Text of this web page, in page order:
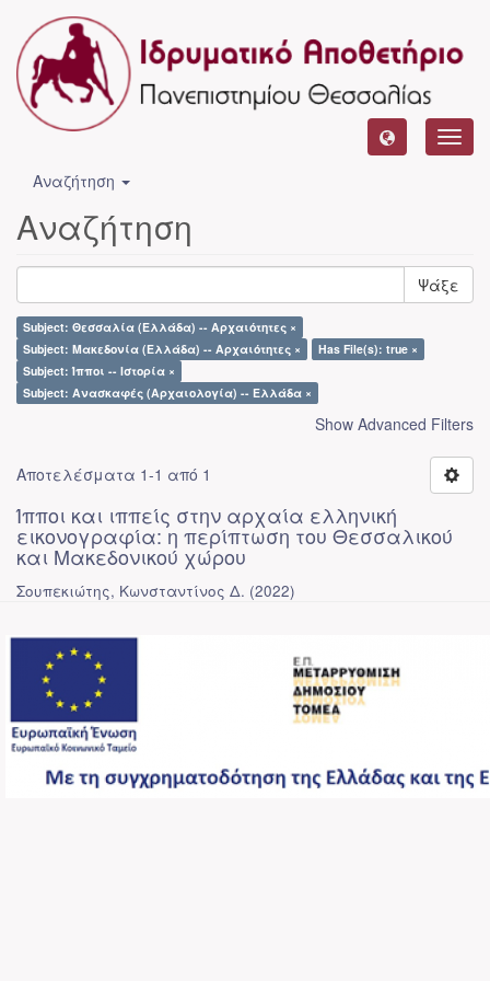
Αναζήτηση
Αναζήτηση
Ψάξε
Subject: Θεσσαλία (Ελλάδα) -- Αρχαιότητες ×
Subject: Μακεδονία (Ελλάδα) -- Αρχαιότητες ×
Has File(s): true ×
Subject: Ίπποι -- Ιστορία ×
Subject: Ανασκαφές (Αρχαιολογία) -- Ελλάδα ×
Show Advanced Filters
Αποτελέσματα 1-1 από 1
Ίπποι και ιππείς στην αρχαία ελληνική
εικονογραφία: η περίπτωση του Θεσσαλικού
και Μακεδονικού χώρου
Σουπεκιώτης, Κωνσταντίνος Δ. (2022)